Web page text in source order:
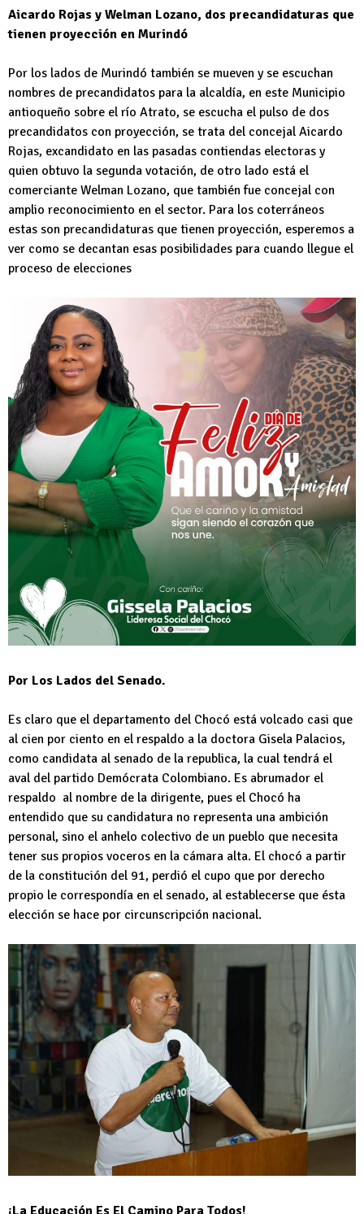
Aicardo Rojas y Welman Lozano, dos precandidaturas que
tienen proyección en Murindó
Por los lados de Murindó también se mueven y se escuchan
nombres de precandidatos para la alcaldía, en este Municipio
antioqueño sobre el río Atrato, se escucha el pulso de dos
precandidatos con proyección, se trata del concejal Aicardo
Rojas, excandidato en las pasadas contiendas electoras y
quien obtuvo la segunda votación, de otro lado está el
comerciante Welman Lozano, que también fue concejal con
amplio reconocimiento en el sector. Para los coterráneos
estas son precandidaturas que tienen proyección, esperemos a
ver como se decantan esas posibilidades para cuando llegue el
proceso de elecciones
Por Los Lados del Senado.
Es claro que el departamento del Chocó está volcado casi que
al cien por ciento en el respaldo a la doctora Gisela Palacios,
como candidata al senado de la republica, la cual tendrá el
aval del partido Demócrata Colombiano. Es abrumador el
respaldo al nombre de la dirigente, pues el Chocó ha
entendido que su candidatura no representa una ambición
personal, sino el anhelo colectivo de un pueblo que necesita
tener sus propios voceros en la cámara alta. El chocó a partir
de la constitución del 91, perdió el cupo que por derecho
propio le correspondía en el senado, al establecerse que ésta
elección se hace por circunscripción nacional.